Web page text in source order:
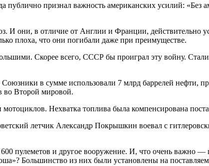
признал важность американских усилий: «Без
они, в отличие от Англии и Франции, действительно
плоха, что они погибали даже при преимуществе.
Скорее всего, СССР бы проиграл эту войну.
в сумме использовали 7 млрд баррелей нефти,
во Второй мировой.
Нехватка топлива была компенсирована
летчик Александр Покрышкин воевал с
пулеметов и другое вооружение. И, что очень важно
Большинство из них были установлены на